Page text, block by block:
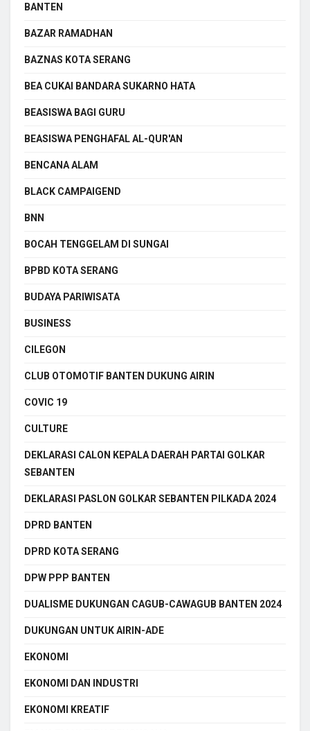
BANTEN
BAZAR RAMADHAN
BAZNAS KOTA SERANG
BEA CUKAI BANDARA SUKARNO HATA
BEASISWA BAGI GURU
BEASISWA PENGHAFAL AL-QUR'AN
BENCANA ALAM
BLACK CAMPAIGEND
BNN
BOCAH TENGGELAM DI SUNGAI
BPBD KOTA SERANG
BUDAYA PARIWISATA
BUSINESS
CILEGON
CLUB OTOMOTIF BANTEN DUKUNG AIRIN
COVIC 19
CULTURE
DEKLARASI CALON KEPALA DAERAH PARTAI GOLKAR
SEBANTEN
DEKLARASI PASLON GOLKAR SEBANTEN PILKADA 2024
DPRD BANTEN
DPRD KOTA SERANG
DPW PPP BANTEN
DUALISME DUKUNGAN CAGUB-CAWAGUB BANTEN 2024
DUKUNGAN UNTUK AIRIN-ADE
EKONOMI
EKONOMI DAN INDUSTRI
EKONOMI KREATIF